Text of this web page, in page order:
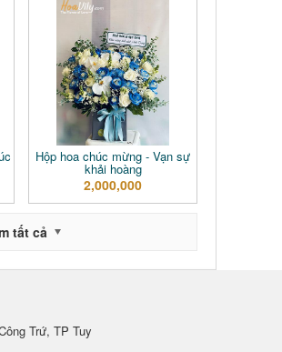
Hộp hoa chúc mừng - Vạn sự
khải hoàng
2,000,000
tất cả
Trứ, TP Tuy